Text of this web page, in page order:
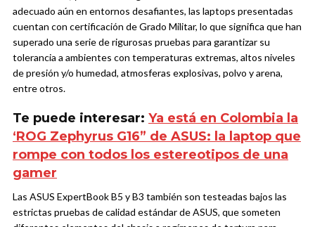
adecuado aún en entornos desafiantes, las laptops presentadas
cuentan con certificación de Grado Militar, lo que significa que han
superado una serie de rigurosas pruebas para garantizar su
tolerancia a ambientes con temperaturas extremas, altos niveles
de presión y/o humedad, atmosferas explosivas, polvo y arena,
entre otros.
Te puede interesar: Ya está en Colombia la
‘ROG Zephyrus G16” de ASUS: la laptop que
rompe con todos los estereotipos de una
gamer
Las ASUS ExpertBook B5 y B3 también son testeadas bajos las
estrictas pruebas de calidad estándar de ASUS, que someten